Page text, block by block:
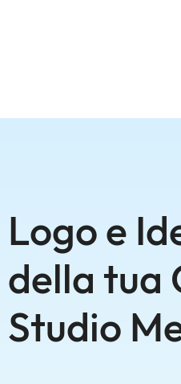
Logo e
della tua
Studio